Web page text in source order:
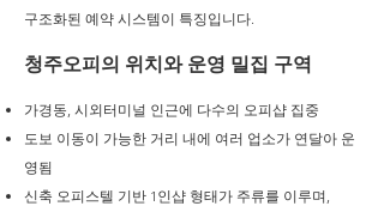
구조화된 예약 시스템이 특징입니다.
청주오피의 위치와 운영 밀집 구역
가경동, 시외터미널 인근에 다수의 오피샵 집중
도보 이동이 가능한 거리 내에 여러 업소가 연달아 운
영됨
신축 오피스텔 기반 1인샵 형태가 주류를 이루며,